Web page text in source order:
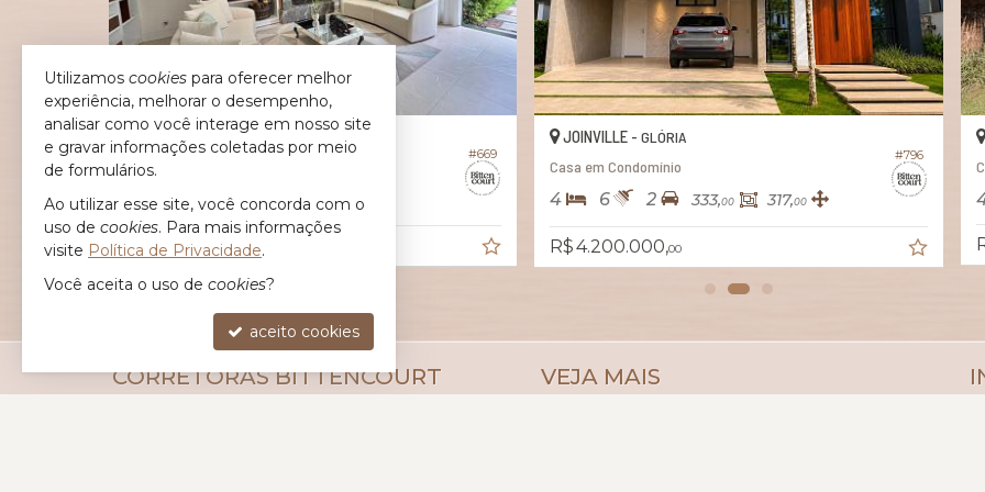
#484 #669
JOINVILLE - AMÉRICA
Casa no Condomínio Louvier
3 4 3 300,00
R$ 3.490.000,00
#796
JOINVILLE -GLÓRIA
Casa em Condomínio
4 6 2 333,00 317,00
R$ 4.200.000,00
CORRETORAS BITTENCOURT VEJA MAIS
Utilizamos cookies para oferecer melhor
experiência, melhorar o desempenho,
analisar como você interage em nosso site
e gravar informações coletadas por meio
de formulários.
Ao utilizar esse site, você concorda com o
uso de cookies. Para mais informações
visite Política de Privacidade.
Você aceita o uso de cookies?
aceito cookies